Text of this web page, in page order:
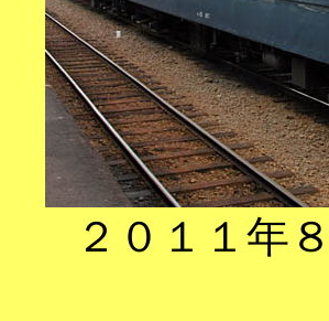
２０１１年